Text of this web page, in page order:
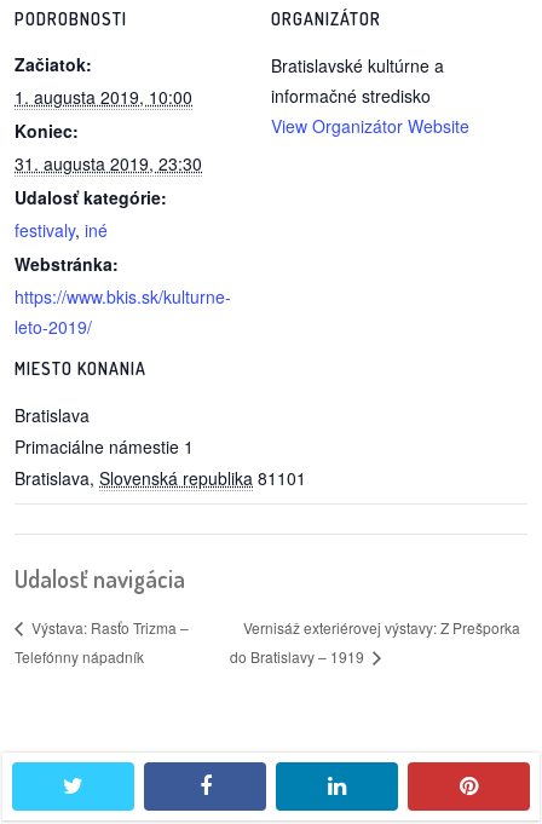
PODROBNOSTI
Začiatok:
1. augusta 2019, 10:00
Koniec:
31. augusta 2019, 23:30
Udalosť kategórie:
festivaly, iné
Webstránka:
https://www.bkis.sk/kulturne-
leto-2019/
MIESTO KONANIA
Bratislava
Primaciálne námestie 1
Bratislava, Slovenská republika 81101
ORGANIZÁTOR
Bratislavské kultúrne a
informačné stredisko
View Organizátor Website
Udalosť navigácia
Výstava: Rasťo Trizma –
Telefónny nápadník
Vernisáž exteriérovej výstavy: Z Prešporka
do Bratislavy – 1919
facebook linkedin